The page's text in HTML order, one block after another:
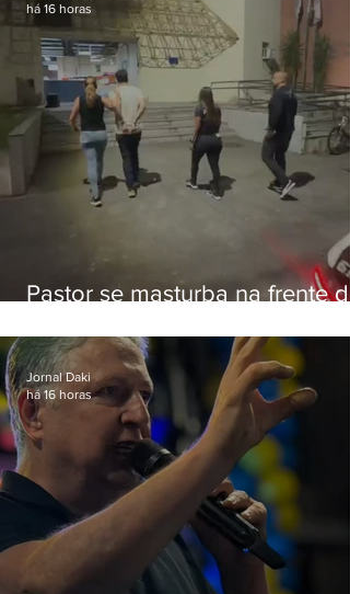
Pastor se masturba na frente de
há 16 horas
Jornal Daki
há 16 horas